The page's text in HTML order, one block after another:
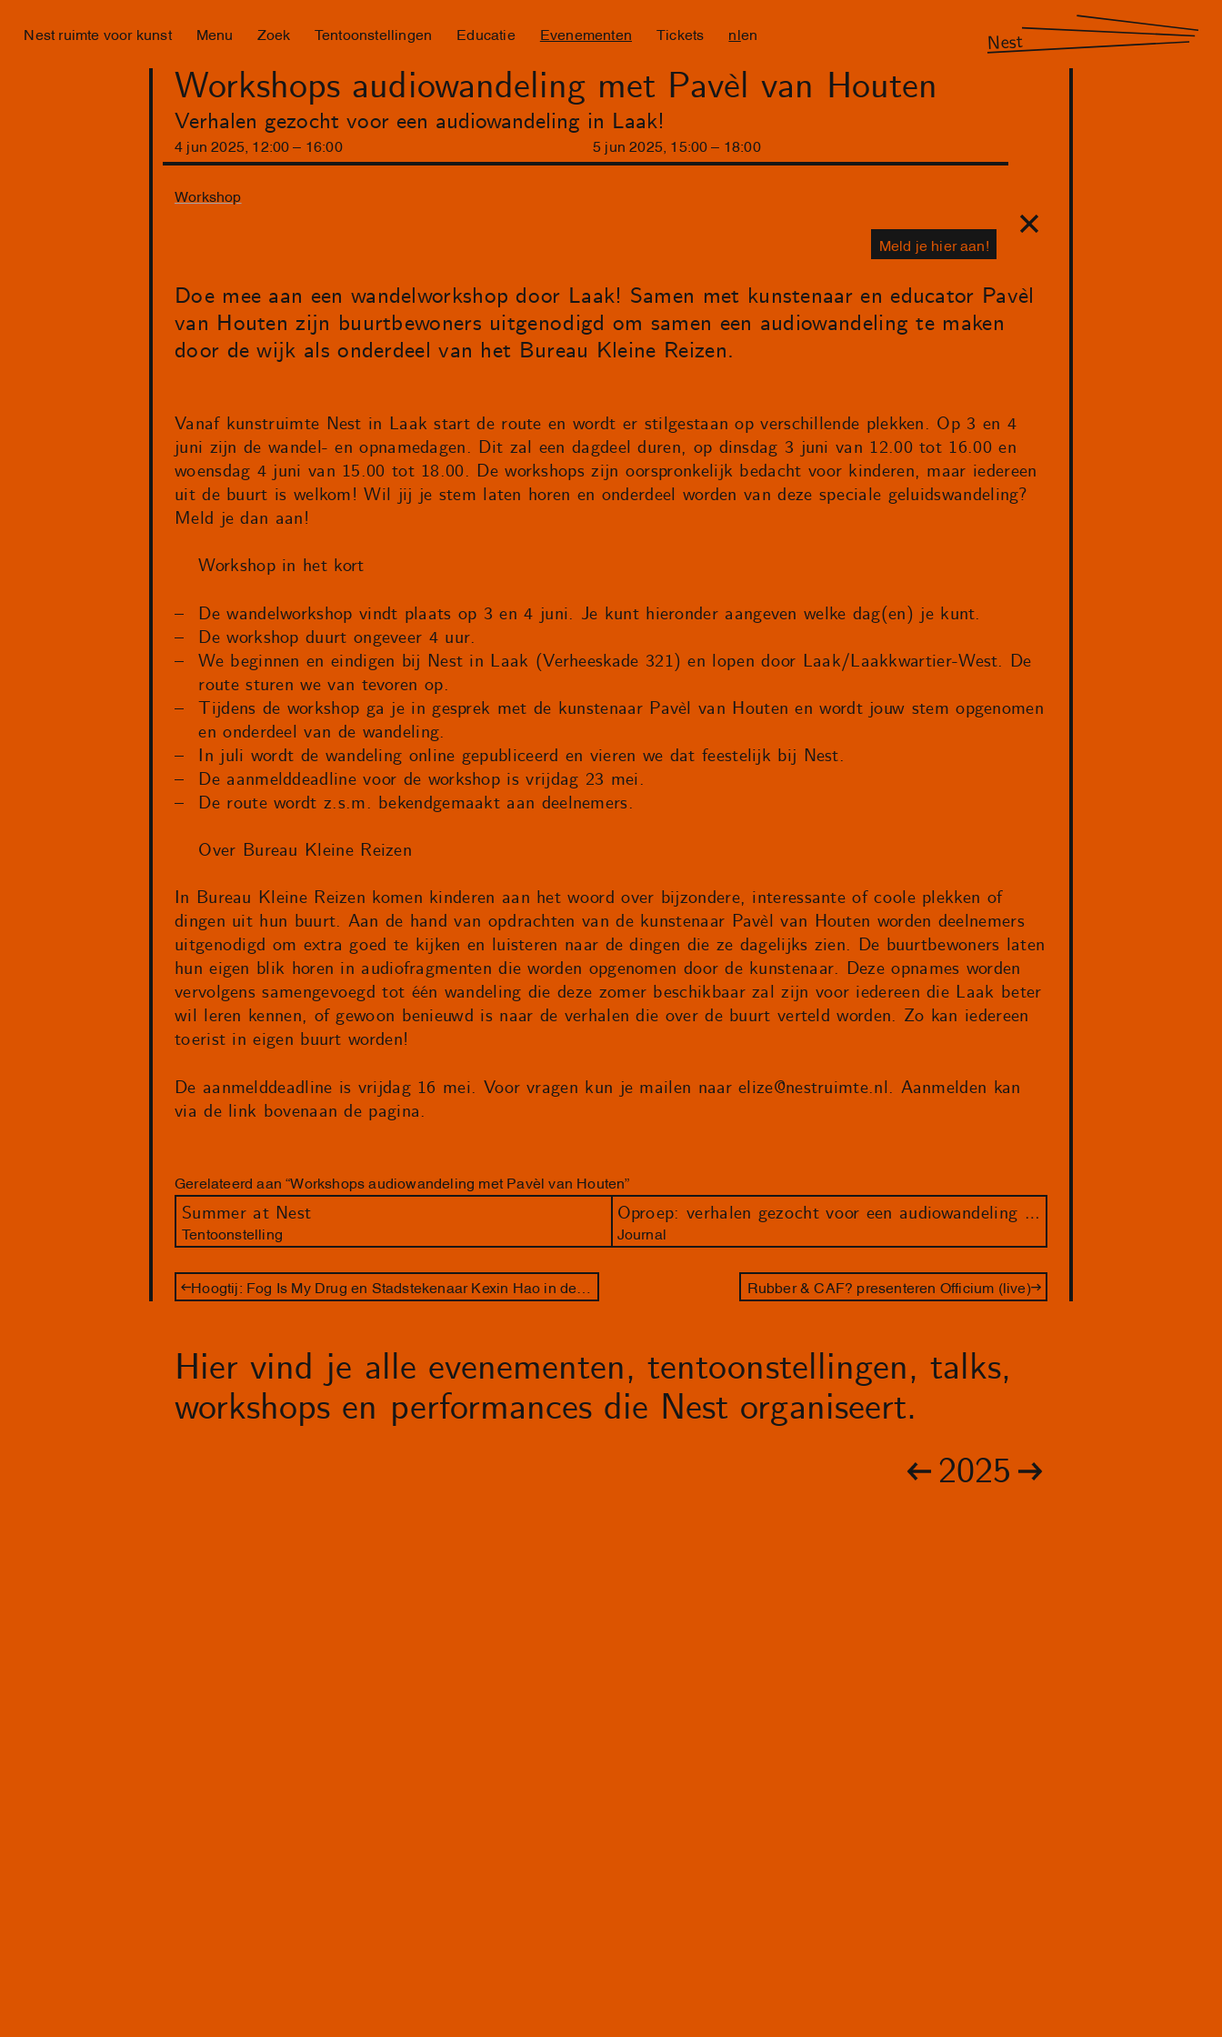
Nest ruimte voor kunst Menu Zoek Tentoonstellingen Educatie Evenementen Tickets nl en Nest
Workshops audiowandeling met Pavèl van Houten
Verhalen gezocht voor een audiowandeling in Laak!
4 jun 2025 12 :00 16 :00 5 jun 2025 15 :00 18 :00
Workshop
Meld je hier aan!
Doe mee aan een wandelworkshop door Laak! Samen met kunstenaar en educator Pavèl
van Houten zijn buurtbewoners uitgenodigd om samen een audiowandeling te maken
door de wijk als onderdeel van het Bureau Kleine Reizen.
Vanaf kunstruimte Nest in Laak start de route en wordt er stilgestaan op verschillende plekken. Op 3 en 4
juni zijn de wandel- en opnamedagen. Dit zal een dagdeel duren, op dinsdag 3 juni van 12.00 tot 16.00 en
woensdag 4 juni van 15.00 tot 18.00. De workshops zijn oorspronkelijk bedacht voor kinderen, maar iedereen
uit de buurt is welkom! Wil jij je stem laten horen en onderdeel worden van deze speciale geluidswandeling?
Meld je dan aan!
Workshop in het kort
De wandelworkshop vindt plaats op 3 en 4 juni. Je kunt hieronder aangeven welke dag(en) je kunt.
De workshop duurt ongeveer 4 uur.
We beginnen en eindigen bij Nest in Laak (Verheeskade 321) en lopen door Laak/Laakkwartier-West. De
route sturen we van tevoren op.
Tijdens de workshop ga je in gesprek met de kunstenaar Pavèl van Houten en wordt jouw stem opgenomen
en onderdeel van de wandeling.
In juli wordt de wandeling online gepubliceerd en vieren we dat feestelijk bij Nest.
De aanmelddeadline voor de workshop is vrijdag 23 mei.
De route wordt z.s.m. bekendgemaakt aan deelnemers.
Over Bureau Kleine Reizen
In Bureau Kleine Reizen komen kinderen aan het woord over bijzondere, interessante of coole plekken of
dingen uit hun buurt. Aan de hand van opdrachten van de kunstenaar Pavèl van Houten worden deelnemers
uitgenodigd om extra goed te kijken en luisteren naar de dingen die ze dagelijks zien. De buurtbewoners laten
hun eigen blik horen in audiofragmenten die worden opgenomen door de kunstenaar. Deze opnames worden
vervolgens samengevoegd tot één wandeling die deze zomer beschikbaar zal zijn voor iedereen die Laak beter
wil leren kennen, of gewoon benieuwd is naar de verhalen die over de buurt verteld worden. Zo kan iedereen
toerist in eigen buurt worden!
De aanmelddeadline is vrijdag 16 mei. Voor vragen kun je mailen naarelize@nestruimte.nl. Aanmelden kan
via de link bovenaan de pagina.
Gerelateerd aan “Workshops audiowandeling met Pavèl van Houten”
Summer at Nest
Tentoonstelling
Oproep: verhalen gezocht voor een audiowandeling in Laak!
Journal
Rubber & CAF? presenteren Officium (live)
Hier vind je alle evenementen, tentoonstellingen, talks,
workshops en performances die Nest organiseert.
2025